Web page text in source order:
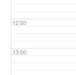
12:00
13:00